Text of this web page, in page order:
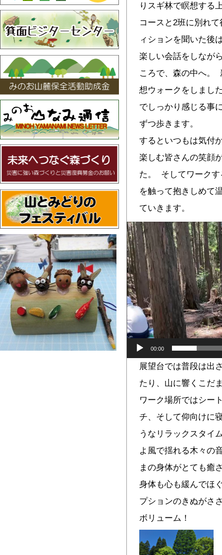
りスギ林で瞑想する
コースと2班に別れ
ィションを聞いた後
楽しい会話をしなが
ころで、森の中へ。
想ウォークをしまし
でしっかり感じる事
ずつ歩きます。
するといつもは気付
楽しむ皆さんの笑顔
た。 そしてワーク
を触って抱きしめて
ていきます。
動
画
プ
レ
ー
ヤ
ー
00:00
展望台では普段は出
たり、山に響くこだ
ワーク場所ではシー
チ、そして仰向けに
うなリラックスタイ
よ風で揺れる木々の
まの身体がとても癒
身体も心も緩んでほ
プションのきぬがさ
ボリューム！